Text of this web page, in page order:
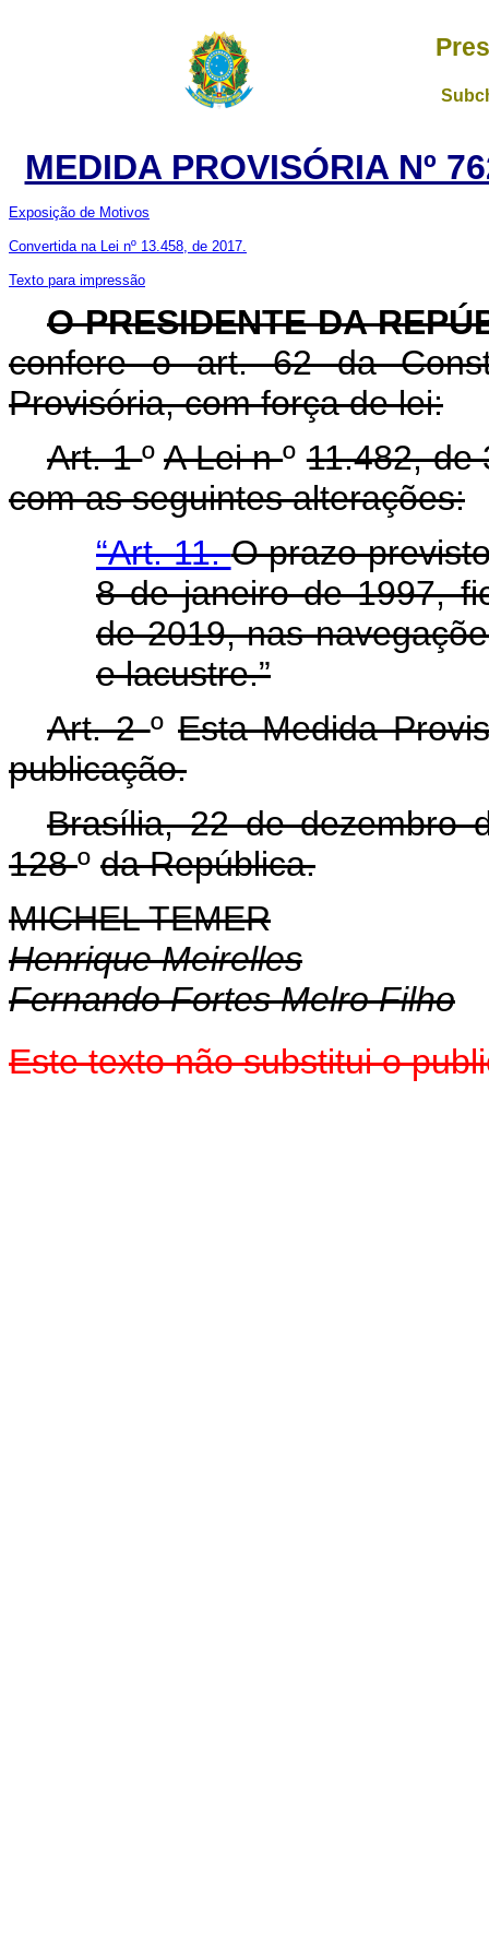
MEDIDA PROVISÓRIA Nº
Exposição de Motivos
Convertida na Lei nº 13.458, de 2017.
Texto para impressão
O PRESIDENTE DA
confere o art. 62 da
Provisória, com força de lei:
Art. 1ºA Lei nº11.482, de
com as seguintes alterações:
“Art. 11.O prazo
8 de janeiro de 1997,
de 2019, nas
e lacustre.”
Art. 2ºEsta Medida
publicação.
Brasília, 22 de dezembro
128º da República.
MICHEL TEMER
Henrique Meirelles
Fernando Fortes Melro Filho
Este texto não substitui o